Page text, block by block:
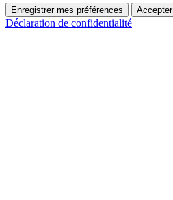
Enregistrer mes préférences Accepter
Déclaration de confidentialité